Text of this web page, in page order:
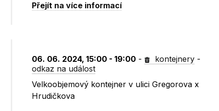
Přejít na více informací
06. 06. 2024, 15:00 - 19:00 - kontejnery -
odkaz na událost
Velkoobjemový kontejner v ulici Gregorova x
Hrudičkova